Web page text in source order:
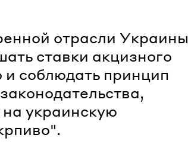
отрасли Украины
ставки акцизного
и соблюдать принцип
украинскую